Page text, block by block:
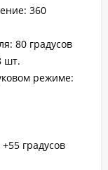
360
80 градусов
шт.
режиме:
градусов